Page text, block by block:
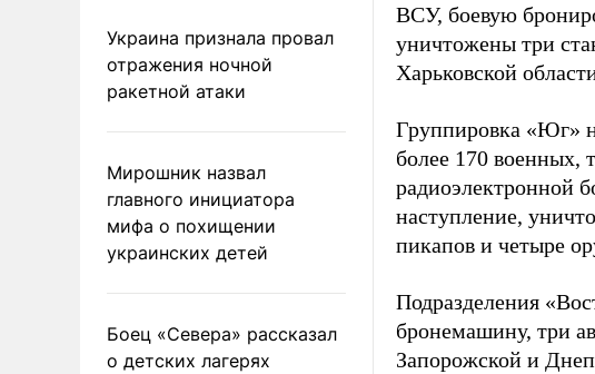
Украина признала провал
отражения ночной
ракетной атаки
Мирошник назвал
главного инициатора
мифа о похищении
украинских детей
Боец «Севера» рассказал
о детских лагерях
ВСУ, боевую
уничтожены три
Харьковской
Группировка «Юг»
более 170 военных,
радиоэлектронной
наступление,
пикапов и четыре
Подразделения
бронемашину, три
Запорожской и